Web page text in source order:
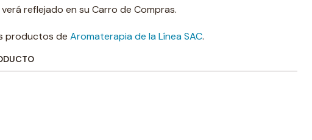
reflejado en su Carro de Compras.
productos de Aromaterapia de la Línea SAC.